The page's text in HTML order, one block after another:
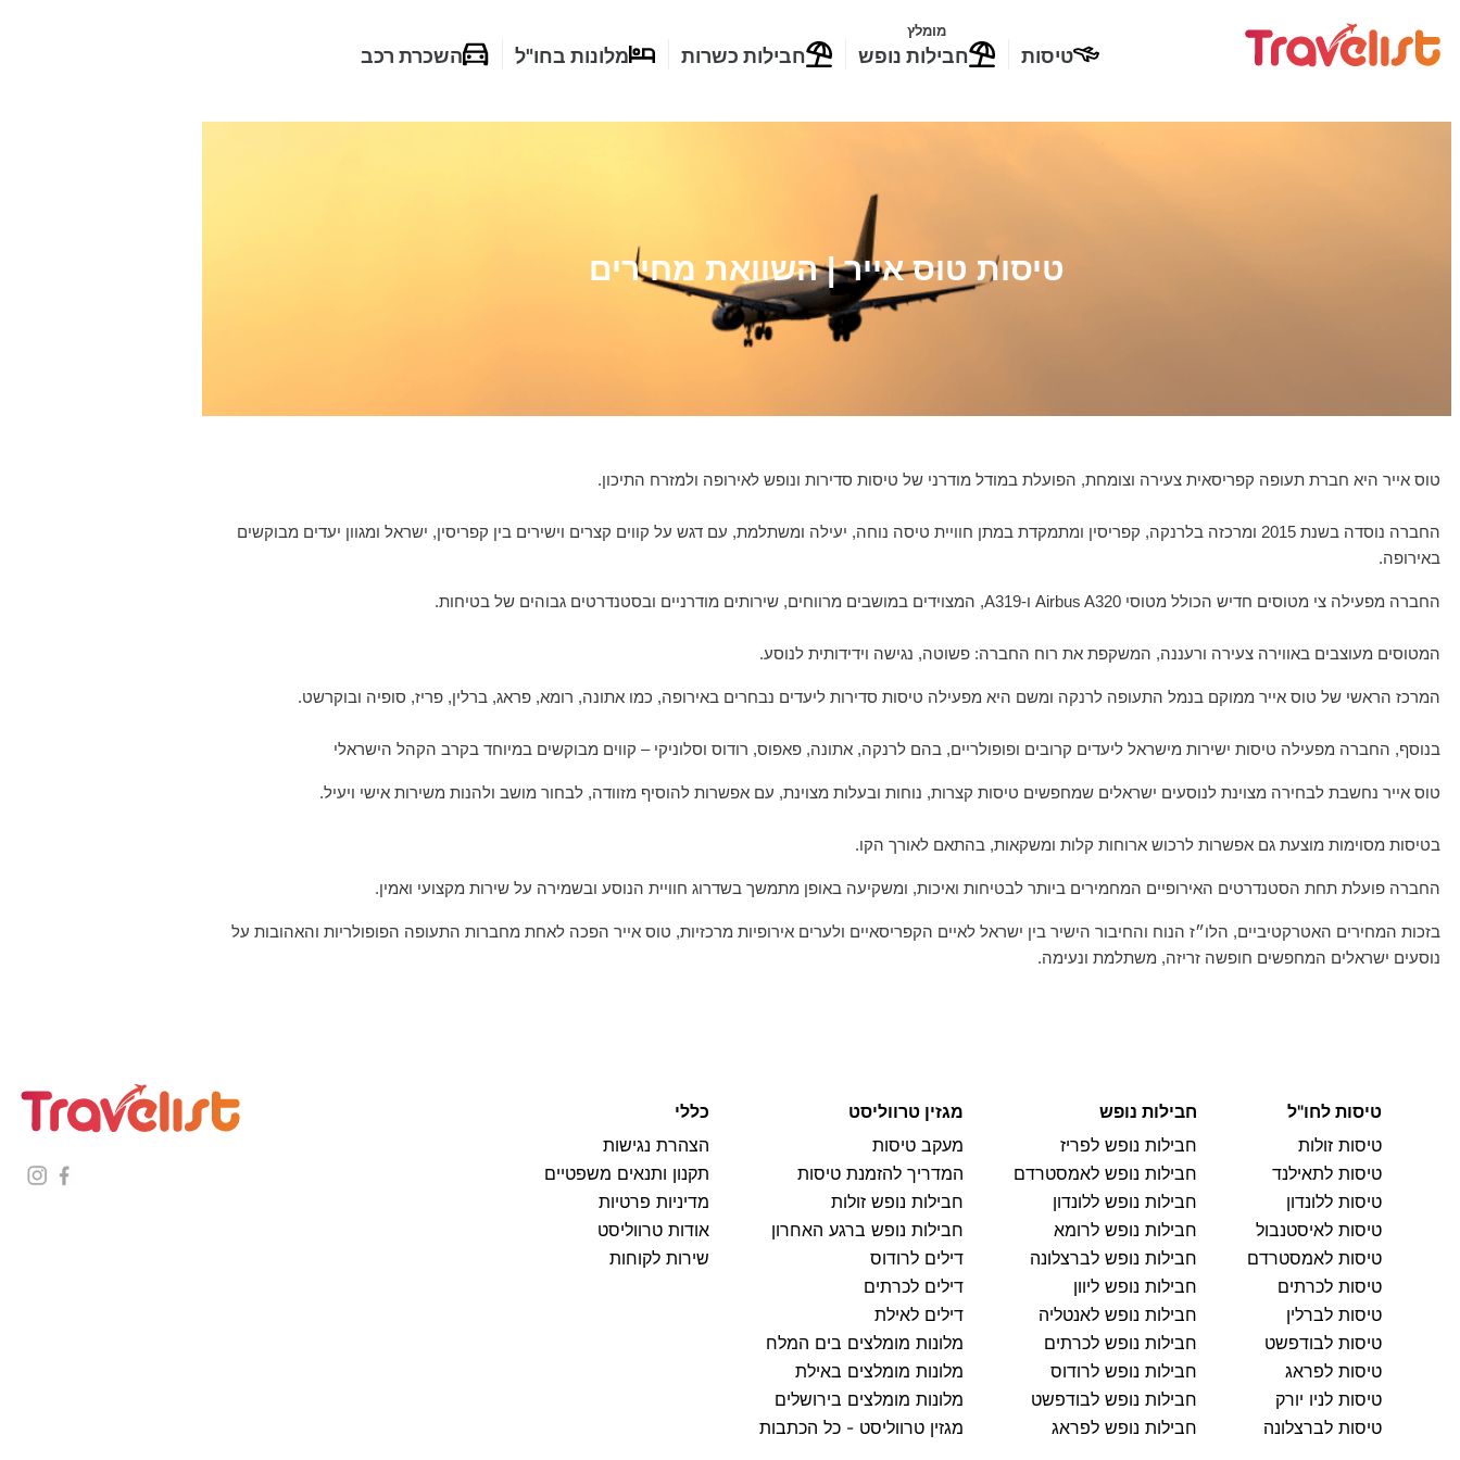
טיסות
מומלץ
חבילות נופש חבילות כשרות מלונות בחו"ל השכרת רכב
טיסות טוס אייר | השוואת מחירים
טוס אייר היא חברת תעופה קפריסאית צעירה וצומחת, הפועלת במודל מודרני של טיסות סדירות ונופש לאירופה ולמזרח התיכון.
החברה נוסדה בשנת 2015 ומרכזה בלרנקה, קפריסין ומתמקדת במתן חוויית טיסה נוחה, יעילה ומשתלמת, עם דגש על קווים קצרים וישירים בין קפריסין, ישראל ומגוון יעדים מבוקשים
באירופה.
החברה מפעילה צי מטוסים חדיש הכולל מטוסי Airbus A320 ו-A319, המצוידים במושבים מרווחים, שירותים מודרניים ובסטנדרטים גבוהים של בטיחות.
המטוסים מעוצבים באווירה צעירה ורעננה, המשקפת את רוח החברה: פשוטה, נגישה וידידותית לנוסע.
המרכז הראשי של טוס אייר ממוקם בנמל התעופה לרנקה ומשם היא מפעילה טיסות סדירות ליעדים נבחרים באירופה, כמו אתונה, רומא, פראג, ברלין, פריז, סופיה ובוקרשט.
בנוסף, החברה מפעילה טיסות ישירות מישראל ליעדים קרובים ופופולריים, בהם לרנקה, אתונה, פאפוס, רודוס וסלוניקי – קווים מבוקשים במיוחד בקרב הקהל הישראלי
טוס אייר נחשבת לבחירה מצוינת לנוסעים ישראלים שמחפשים טיסות קצרות, נוחות ובעלות מצוינת, עם אפשרות להוסיף מזוודה, לבחור מושב ולהנות משירות אישי ויעיל.
בטיסות מסוימות מוצעת גם אפשרות לרכוש ארוחות קלות ומשקאות, בהתאם לאורך הקו.
החברה פועלת תחת הסטנדרטים האירופיים המחמירים ביותר לבטיחות ואיכות, ומשקיעה באופן מתמשך בשדרוג חוויית הנוסע ובשמירה על שירות מקצועי ואמין.
בזכות המחירים האטרקטיביים, הלו״ז הנוח והחיבור הישיר בין ישראל לאיים הקפריסאיים ולערים אירופיות מרכזיות, טוס אייר הפכה לאחת מחברות התעופה הפופולריות והאהובות על
נוסעים ישראלים המחפשים חופשה זריזה, משתלמת ונעימה.
טיסות לחו"ל
טיסות זולות
טיסות לתאילנד
טיסות ללונדון
טיסות לאיסטנבול
טיסות לאמסטרדם
טיסות לכרתים
טיסות לברלין
טיסות לבודפשט
טיסות לפראג
טיסות לניו יורק
טיסות לברצלונה
חבילות נופש
חבילות נופש לפריז
חבילות נופש לאמסטרדם
חבילות נופש ללונדון
חבילות נופש לרומא
חבילות נופש לברצלונה
חבילות נופש ליוון
חבילות נופש לאנטליה
חבילות נופש לכרתים
חבילות נופש לרודוס
חבילות נופש לבודפשט
חבילות נופש לפראג
מגזין טרווליסט
מעקב טיסות
המדריך להזמנת טיסות
חבילות נופש זולות
חבילות נופש ברגע האחרון
דילים לרודוס
דילים לכרתים
דילים לאילת
מלונות מומלצים בים המלח
מלונות מומלצים באילת
מלונות מומלצים בירושלים
מגזין טרווליסט - כל הכתבות
כללי
הצהרת נגישות
תקנון ותנאים משפטיים
מדיניות פרטיות
אודות טרווליסט
שירות לקוחות